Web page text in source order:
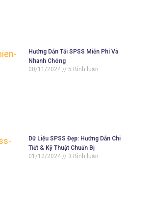
Hướng Dẫn Tải SPSS Miễn Phí Và
Nhanh Chóng
08/11/2024
5 Bình luận
Dữ Liệu SPSS Đẹp: Hướng Dẫn Chi
Tiết & Kỹ Thuật Chuẩn Bị
01/12/2024
3 Bình luận